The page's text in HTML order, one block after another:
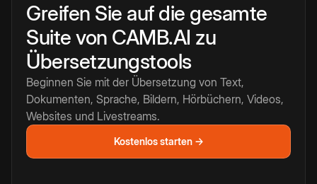
Greifen Sie auf die gesamte
Suite von CAMB.AI zu
Übersetzungstools
Beginnen Sie mit der Übersetzung von Text,
Dokumenten, Sprache, Bildern, Hörbüchern, Videos,
Websites und Livestreams.
Kostenlos starten →